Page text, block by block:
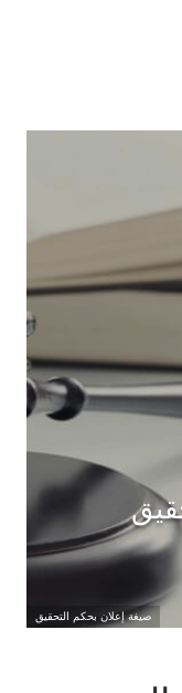
صيغة إعلان بحكم التحقيق